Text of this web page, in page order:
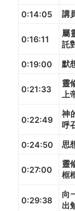
0:14:05
講
0:16:11
屬
託
0:19:00
默
0:21:33
靈
上
0:22:49
神
呼
0:24:50
思
0:27:00
靈
框
0:29:38
向
出